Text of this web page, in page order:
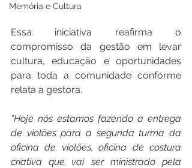
Memória e Cultura
Essa iniciativa reafirma o
compromisso da gestão em levar
cultura, educação e oportunidades
para toda a comunidade conforme
relata a gestora.
“Hoje nós estamos fazendo a entrega
de violões para a segunda turma da
oficina de violões, oficina de costura
criativa que vai ser ministrado pela